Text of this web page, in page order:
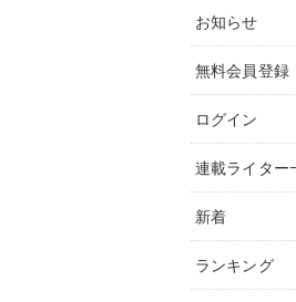
お知らせ
無料会員登録
ログイン
連載ライター
新着
ランキング